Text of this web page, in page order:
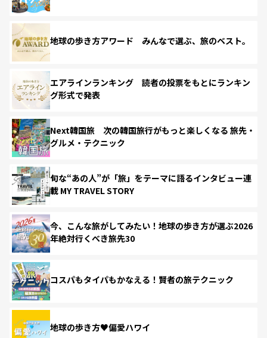
地球の歩き方アワード みんなで選ぶ、旅のベスト。
エアラインランキング 読者の投票をもとにランキン
グ形式で発表
Next韓国旅 次の韓国旅行がもっと楽しくなる 旅先・
グルメ・テクニック
旬な“あの人”が「旅」をテーマに語るインタビュー連
載 MY TRAVEL STORY
今、こんな旅がしてみたい！地球の歩き方が選ぶ2026
年絶対行くべき旅先30
コスパもタイパもかなえる！賢者の旅テクニック
地球の歩き方♥偏愛ハワイ